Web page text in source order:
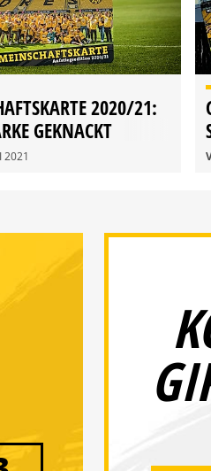
2020/21:
GEKNACKT
2021